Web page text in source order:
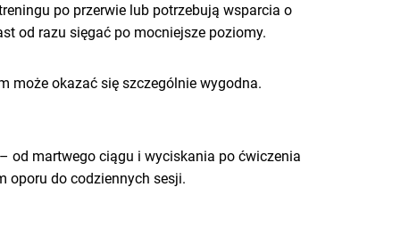
po przerwie lub potrzebują wsparcia o
od razu sięgać po mocniejsze poziomy.
może okazać się szczególnie wygodna.
od martwego ciągu i wyciskania po ćwiczenia
oporu do codziennych sesji.